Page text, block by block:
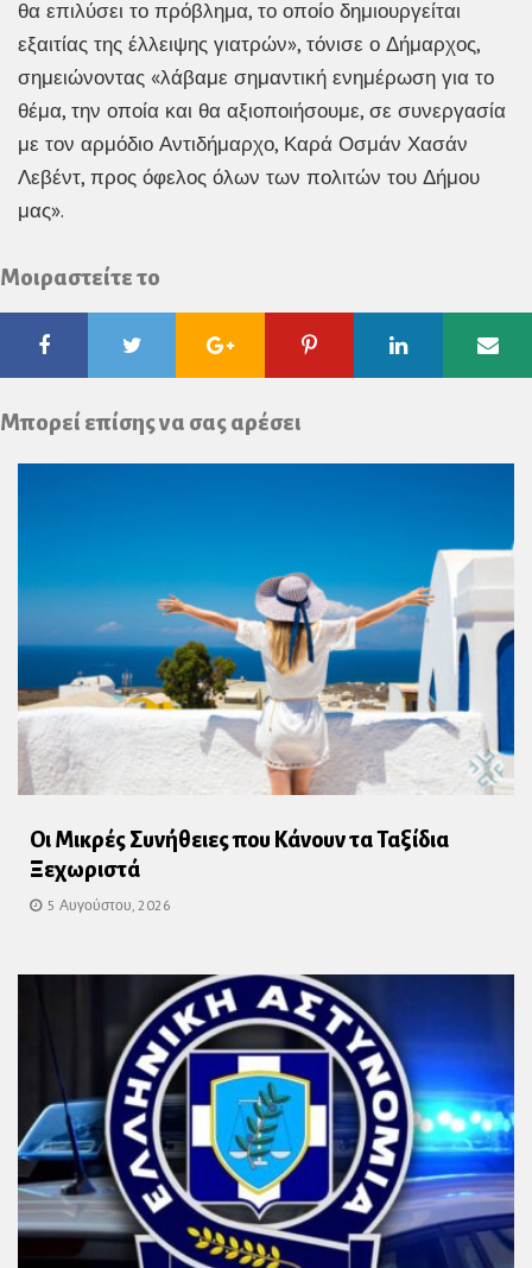
θα επιλύσει το πρόβλημα, το οποίο δημιουργείται
εξαιτίας της έλλειψης γιατρών», τόνισε ο Δήμαρχος,
σημειώνοντας «λάβαμε σημαντική ενημέρωση για το
θέμα, την οποία και θα αξιοποιήσουμε, σε συνεργασία
με τον αρμόδιο Αντιδήμαρχο, Καρά Οσμάν Χασάν
Λεβέντ, προς όφελος όλων των πολιτών του Δήμου
μας».
Μοιραστείτε το
FacebookTwitter Google
Plus
Pinterest Linkedin
Μπορεί επίσης να σας αρέσει
Οι Μικρές Συνήθειες που Κάνουν τα Ταξίδια
Ξεχωριστά
5 Αυγούστου, 2026